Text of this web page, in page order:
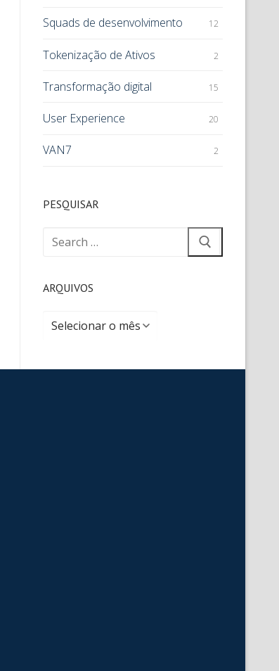
Squads de desenvolvimento 12
Tokenização de Ativos 2
Transformação digital 15
User Experience 20
VAN7 2
PESQUISAR
ARQUIVOS